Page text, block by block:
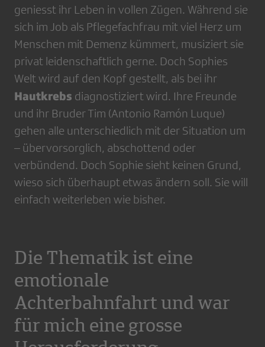
geniesst ihr Leben in vollen Zügen. Während sie
sich im Job als Pflegefachfrau mit viel Herz um
Menschen mit Demenz kümmert, musiziert sie
privat leidenschaftlich gerne. Doch Sophies
Welt wird auf den Kopf gestellt, als bei ihr
Hautkrebs diagnostiziert wird. Ihre Freunde
und ihr Bruder Tim (Antonio Ramón Luque)
gehen alle unterschiedlich mit der Situation um
– übervorsorglich, abschottend oder
verbündend. Doch Sophie sieht keinen Grund,
wieso sich überhaupt etwas ändern soll. Sie will
einfach weiterleben wie bisher.
Die Thematik ist eine
emotionale
Achterbahnfahrt und war
für mich eine grosse